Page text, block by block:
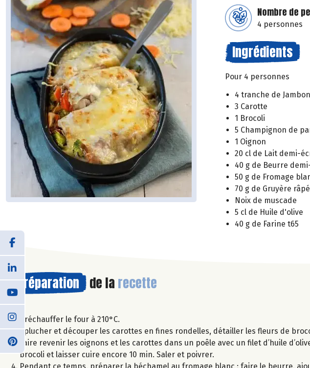
Nombre de
4 personnes
Ingrédients
Pour 4 personnes
4 tranche de Jambon
3 Carotte
1 Brocoli
5 Champignon de
1 Oignon
20 cl de Lait demi-
40 g de Beurre
50 g de Fromage
70 g de Gruyère râpé
Noix de muscade
5 cl de Huile d'olive
40 g de Farine t65
Préparation de la recette
Préchauffer le four à 210°C.
Eplucher et découper les carottes en fines rondelles, détailler les fleurs de
Faire revenir les oignons et les carottes dans un poêle avec un filet d’huile
brocoli et laisser cuire encore 10 min. Saler et poivrer.